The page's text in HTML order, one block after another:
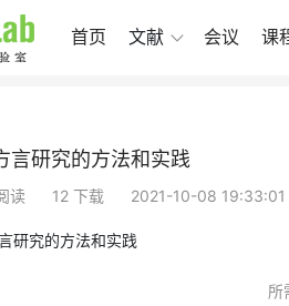
首页 文献 会议 课
言研究的方法和实践
读 12 下载 2021-10-08 19:33:01
研究的方法和实践
所